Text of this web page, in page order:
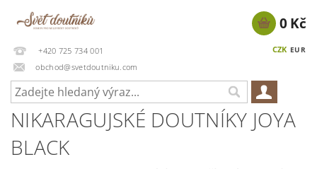
+420 725 734 001
obchod@svetdoutniku.com
CZK EUR
0 Kč
NIKARAGUJSKÉ DOUTNÍKY JOYA
BLACK